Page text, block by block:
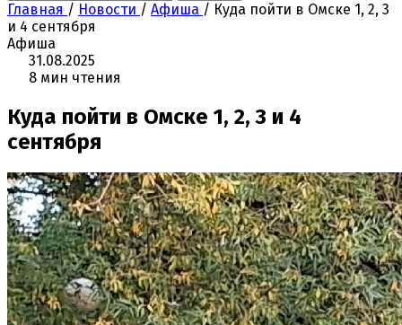
Главная / Новости / Афиша / Куда пойти в Омске 1, 2, 3
и 4 сентября
Афиша
31.08.2025
8 мин чтения
Куда пойти в Омске 1, 2, 3 и 4
сентября